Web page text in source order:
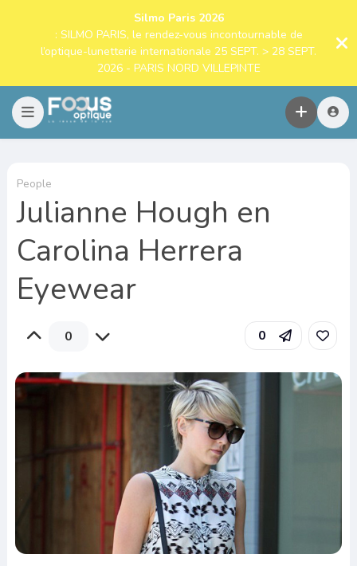
Silmo Paris 2026
: SILMO PARIS, le rendez-vous incontournable de
l’optique-lunetterie internationale 25 SEPT. > 28 SEPT.
2026 - PARIS NORD VILLEPINTE
People
Julianne Hough en
Carolina Herrera
Eyewear
0 0